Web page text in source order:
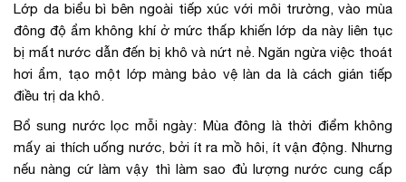
Lớp da biểu bì bên ngoài tiếp xúc với môi trường, vào mùa
đông độ ẩm không khí ở mức thấp khiến lớp da này liên tục
bị mất nước dẫn đến bị khô và nứt nẻ. Ngăn ngừa việc thoát
hơi ẩm, tạo một lớp màng bảo vệ làn da là cách gián tiếp
điều trị da khô.
Bổ sung nước lọc mỗi ngày: Mùa đông là thời điểm không
mấy ai thích uống nước, bởi ít ra mồ hôi, ít vận động. Nhưng
nếu nàng cứ làm vậy thì làm sao đủ lượng nước cung cấp